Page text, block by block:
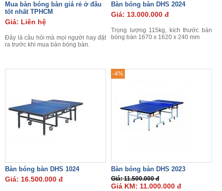
Mua bàn bóng bàn giá rẻ ở đâu
tốt nhất TPHCM
Giá: Liên hệ
Đây là câu hỏi mà mọi người hay đặt
ra trước khi mua bàn bóng bàn.
Bàn bóng bàn DHS 2024
Giá: 13.000.000 đ
Trọng lượng 115kg, kích thước bàn
bóng bàn 1670 x 1620 x 240 mm
Bàn bóng bàn DHS 1024
Giá: 16.500.000 đ
-4%
Bàn bóng bàn DHS 2023
Giá: 11.500.000 đ
Giá KM: 11.000.000 đ